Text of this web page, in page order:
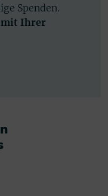
Spenden.
mit Ihrer